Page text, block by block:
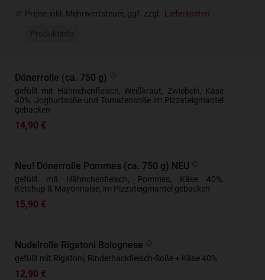
Preise inkl. Mehrwertsteuer, ggf. zzgl. Lieferkosten
Dönerrolle (ca. 750 g)
gefüllt mit Hähnchenfleisch, Weißkraut, Zwiebeln, Käse
40%, Joghurtsoße und Tomatensoße im Pizzateigmantel
gebacken
14,90 €
Neu! Dönerrolle Pommes (ca. 750 g) NEU
gefüllt mit Hähnchenfleisch, Pommes, Käse 40%,
Ketchup & Mayonnaise, im Pizzateigmantel gebacken
15,90 €
Nudelrolle Rigatoni Bolognese
gefüllt mit Rigatoni, Rinderhackfleisch-Soße + Käse 40%
12,90 €